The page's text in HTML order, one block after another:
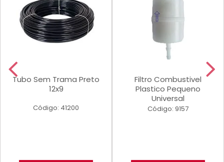
Tubo Sem Trama Preto
12x9
Código: 41200
Filtro Combustivel
Plastico Pequeno
Universal
Código: 9157